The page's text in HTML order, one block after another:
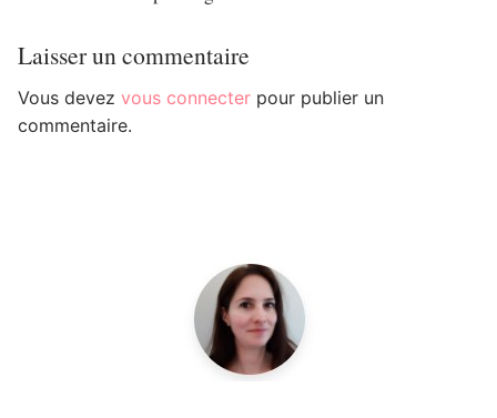
Laisser un commentaire
Vous devez vous connecter pour publier un
commentaire.